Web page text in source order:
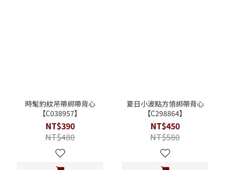
時髦豹紋吊帶綁帶背心
【C038957】
NT$390
NT$480
夏日小波點方領綁帶背心
【C298864】
NT$450
NT$580